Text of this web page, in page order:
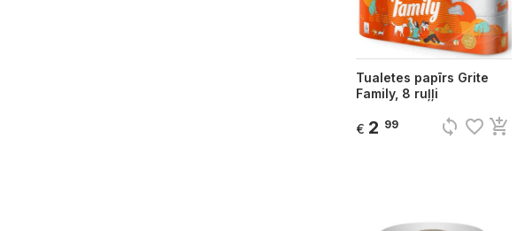
Tualetes papīrs Grite
Family, 8 ruļļi
€ 2 99 sync favorite_border add_shopping_cart